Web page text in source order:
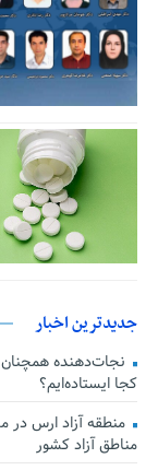
جدیدترین اخبار
کجا ایستاده‌ایم؟
منطقه آزاد ارس
مناطق آزاد کشور